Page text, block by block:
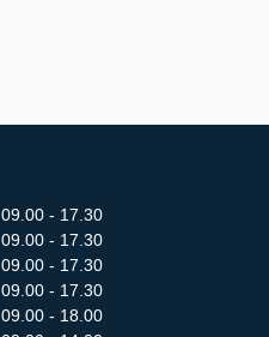
09.00 - 17.30
09.00 - 17.30
09.00 - 17.30
09.00 - 17.30
09.00 - 18.00